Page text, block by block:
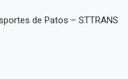
de Patos – STTRANS